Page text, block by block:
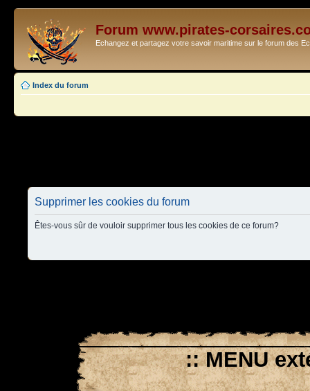
Forum www.pirates-
Echangez et partagez votre savoir maritime sur le forum des
Index du forum
Supprimer les cookies du forum
Êtes-vous sûr de vouloir supprimer tous les cookies de ce forum?
:: MENU